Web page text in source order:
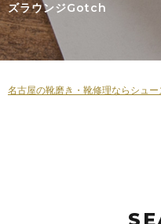
ズラウンジGotch
名古屋の靴磨き・靴修理ならシュ